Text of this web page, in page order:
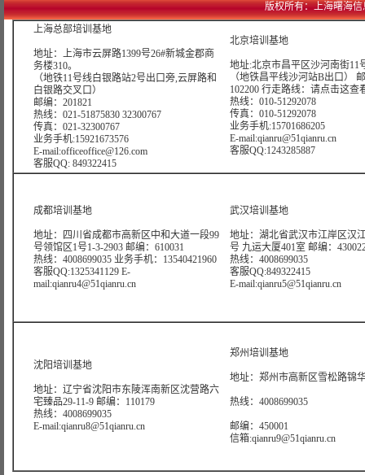
版权所有：上海曙海信
上海总部培训基地
地址：上海市云屏路1399号26#新城金郡商
务楼310。
（地铁11号线白银路站2号出口旁,云屏路和
白银路交叉口）
邮编：201821
热线：021-51875830 32300767
传真：021-32300767
业务手机:15921673576
E-mail:officeoffice@126.com
客服QQ: 849322415
北京培训基地
地址:北京市昌平区沙河南街11
（地铁昌平线沙河站B出口）
102200 行走路线： 请点击这查
热线：010-51292078
传真：010-51292078
业务手机:15701686205
E-mail:qianru@51qianru.cn
客服QQ:1243285887
成都培训基地
地址：四川省成都市高新区中和大道一段99
号领馆区1号1-3-2903 邮编：610031
热线：4008699035 业务手机：13540421960
客服QQ:1325341129 E-
mail:qianru4@51qianru.cn
武汉培训基地
地址：湖北省武汉市江岸区汉
号 九运大厦401室 邮编：
热线：4008699035
客服QQ:849322415
E-mail:qianru5@51qianru.cn
沈阳培训基地
地址：辽宁省沈阳市东陵浑南新区沈营路六
宅臻品29-11-9 邮编：110179
热线：4008699035
E-mail:qianru8@51qianru.cn
郑州培训基地
地址：郑州市高新区雪松路锦
热线：4008699035
邮编：450001
信箱:qianru9@51qianru.cn